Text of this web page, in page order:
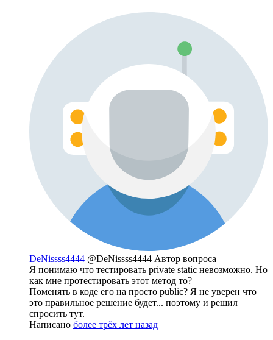
DeNissss4444 @DeNissss4444 Автор вопроса
Я понимаю что тестировать private static невозможно. Но
как мне протестировать этот метод то?
Поменять в коде его на просто public? Я не уверен что
это правильное решение будет... поэтому и решил
спросить тут.
Написано более трёх лет назад